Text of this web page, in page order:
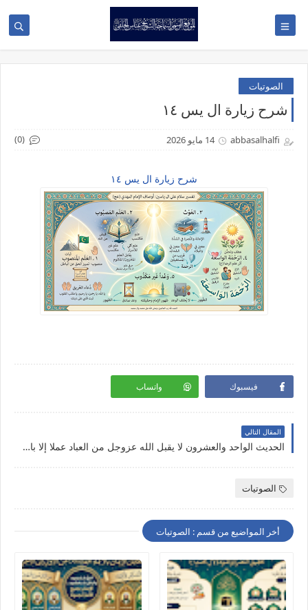
الصوتيات
شرح زيارة ال يس ١٤
abbasalhalfi 14 مايو 2026 (0)
شرح زيارة ال يس ١٤
فيسبوك واتساب
المقال التالي
الحديث الواحد والعشرون لا يقبل الله عزوجل من العباد عملا إلا بالانتظار
الصوتيات
أخر المواضيع من قسم : الصوتيات